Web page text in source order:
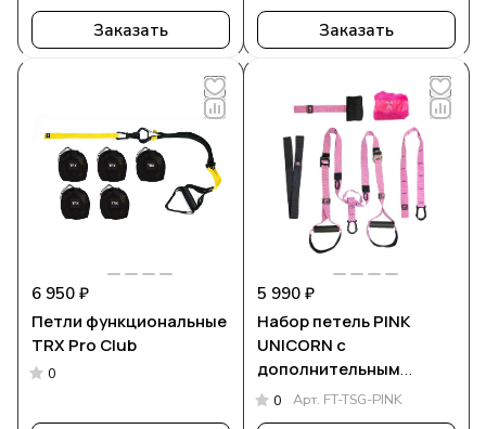
Заказать Заказать
6 950 ₽
Петли функциональные
TRX Pro Club
0
5 990 ₽
Набор петель PINK
UNICORN с
дополнительным
карабином
0 Арт. FT-TSG-PINK